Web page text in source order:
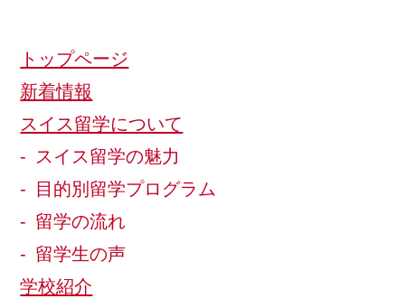
トップページ
新着情報
スイス留学について
スイス留学の魅力
目的別留学プログラム
留学の流れ
留学生の声
学校紹介